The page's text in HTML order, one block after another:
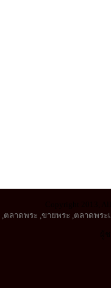
,ตลาดพระ ,ขายพระ ,ตลาดพระ